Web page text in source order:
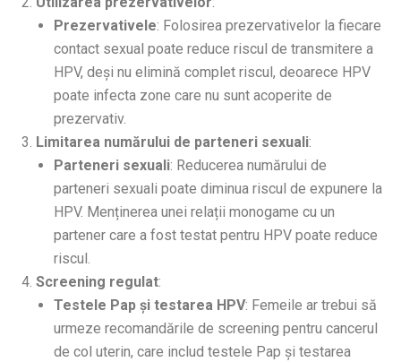
Prezervativele: Folosirea prezervativelor la fiecare
contact sexual poate reduce riscul de transmitere a
HPV, deși nu elimină complet riscul, deoarece HPV
poate infecta zone care nu sunt acoperite de
prezervativ.
Limitarea numărului de parteneri sexuali:
Parteneri sexuali: Reducerea numărului de
parteneri sexuali poate diminua riscul de expunere la
HPV. Menținerea unei relații monogame cu un
partener care a fost testat pentru HPV poate reduce
riscul.
Screening regulat:
Testele Pap și testarea HPV: Femeile ar trebui să
urmeze recomandările de screening pentru cancerul
de col uterin, care includ testele Pap și testarea